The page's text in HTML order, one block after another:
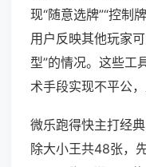
现“随意选牌”“控制
用户反映其他玩家
型”的情况。这些工
术手段实现不平公，
微乐跑得快主打经
除大小王共48张，